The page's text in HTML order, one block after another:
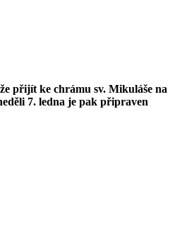
přijít ke chrámu sv. Mikuláše na
7. ledna je pak připraven